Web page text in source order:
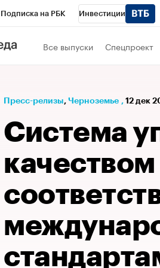
Подписка на РБК Инвестиции
РБК Вино
Проверка контрагентов
Все выпуски Спецпроект
Пресс-релизы⁠, Черноземье , 12 дек
Система